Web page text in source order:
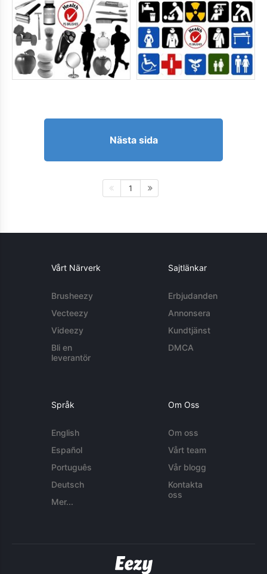
Nästa sida
1
Vårt Närverk
Brusheezy
Vecteezy
Videezy
Bli en
leverantör
Sajtlänkar
Erbjudanden
Annonsera
Kundtjänst
DMCA
Språk
English
Español
Português
Deutsch
Mer...
Om Oss
Om oss
Vårt team
Vår blogg
Kontakta
oss